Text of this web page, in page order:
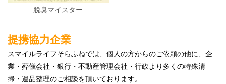
脱臭マイスター
提携協力企業
スマイルライフそらふねでは、個人の方からのご依頼の他に、企
業・葬儀会社・銀行・不動産管理会社・行政より多くの特殊清
掃・遺品整理のご相談を頂いております。